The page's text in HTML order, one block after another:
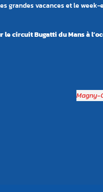
grandes vacances et le
le circuit Bugatti du Mans à l’
Magny-